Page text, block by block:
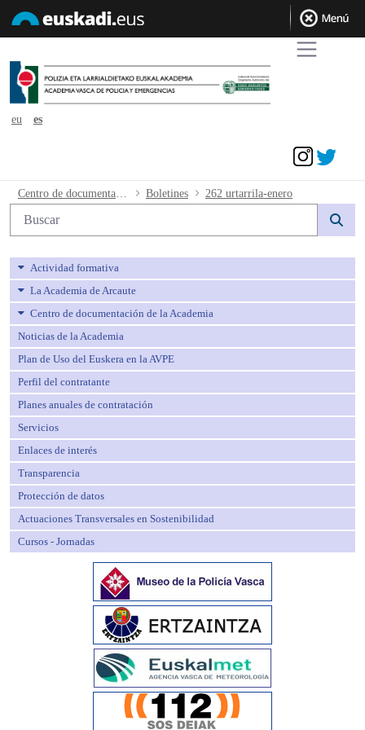
eu
es
262 urtarrila-enero - avpe
Boletines 262 urtarrila-enero
Búsqueda web
Actividad formativa
La Academia de Arcaute
Centro de documentación de la Academia
Noticias de la Academia
Plan de Uso del Euskera en la AVPE
Perfil del contratante
Planes anuales de contratación
Servicios
Enlaces de interés
Transparencia
Protección de datos
Actuaciones Transversales en Sostenibilidad
Cursos - Jornadas